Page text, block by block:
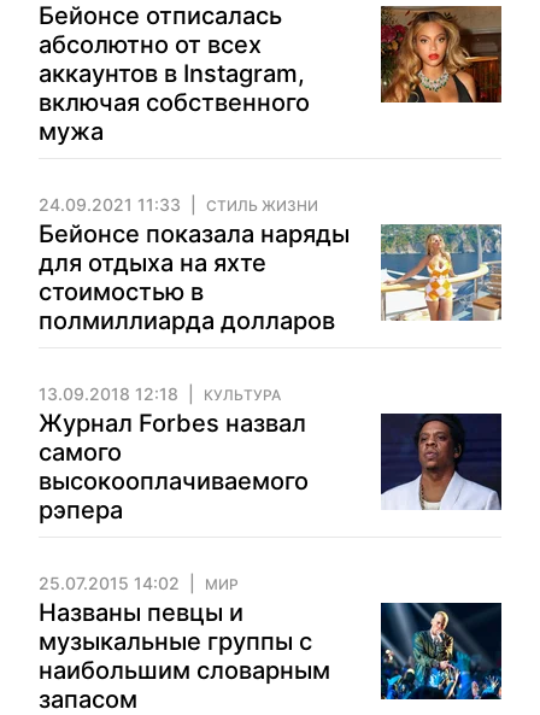
Бейонсе отписалась
абсолютно от всех
аккаунтов в Instagram,
включая собственного
мужа
24.09.2021 11:33 СТИЛЬ ЖИЗНИ
Бейонсе показала наряды
для отдыха на яхте
стоимостью в
полмиллиарда долларов
13.09.2018 12:18 КУЛЬТУРА
Журнал Forbes назвал
самого
высокооплачиваемого
рэпера
25.07.2015 14:02 МИР
Названы певцы и
музыкальные группы с
наибольшим словарным
запасом